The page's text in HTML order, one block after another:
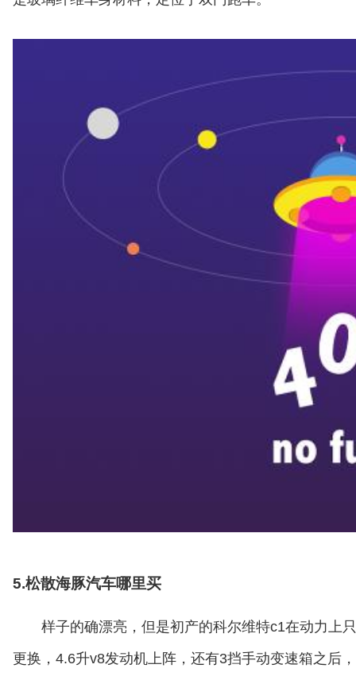
5.松散海豚汽车哪里买
样子的确漂亮，但是初产的科尔维特c1在动力上
更换，4.6升v8发动机上阵，还有3挡手动变速箱之后